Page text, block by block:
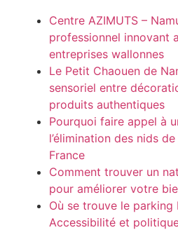
Centre AZIMUTS –
professionnel innovant
entreprises wallonnes
Le Petit Chaouen de
sensoriel entre
produits authentiques
Pourquoi faire appel à
l’élimination des nids
France
Comment trouver un
pour améliorer votre
Où se trouve le parking
Accessibilité et